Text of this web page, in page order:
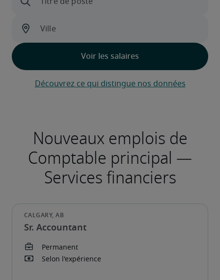
Découvrez ce qui distingue nos données
Sr. Accountant